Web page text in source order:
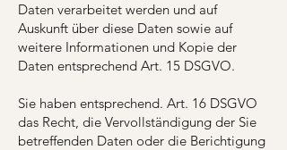
Daten verarbeitet werden und auf
Auskunft über diese Daten sowie auf
weitere Informationen und Kopie der
Daten entsprechend Art. 15 DSGVO.
Sie haben entsprechend. Art. 16 DSGVO
das Recht, die Vervollständigung der Sie
betreffenden Daten oder die Berichtigung